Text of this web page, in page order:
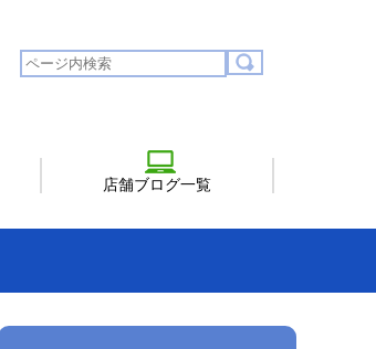
店舗ブログ一覧